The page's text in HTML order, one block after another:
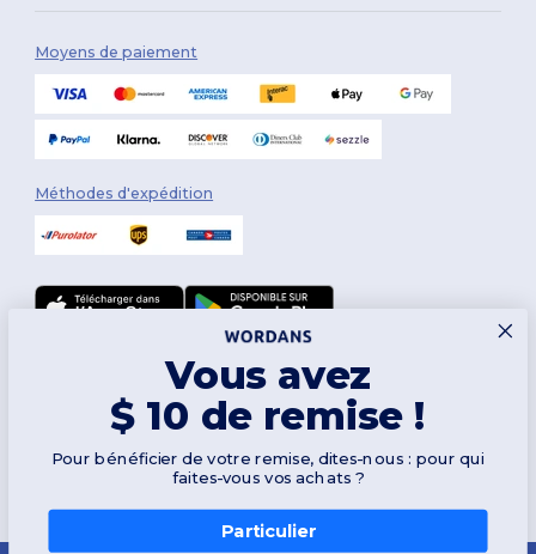
Moyens de paiement
Méthodes d'expédition
2026. Tous droits réservés
|Politique de personnalisation
👋 Bonjour
Vous avez
$ 10 de remise !
Pour bénéficier de votre remise, dites-nous : pour qui
faites-vous vos achats ?
Particulier